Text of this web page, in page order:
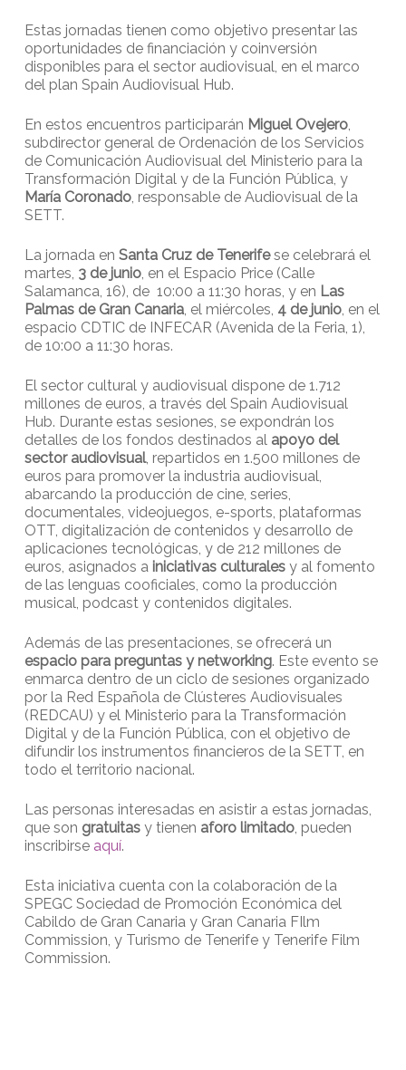
Estas jornadas tienen como objetivo presentar las
oportunidades de financiación y coinversión
disponibles para el sector audiovisual, en el marco
del plan Spain Audiovisual Hub.
En estos encuentros participarán Miguel Ovejero,
subdirector general de Ordenación de los Servicios
de Comunicación Audiovisual del Ministerio para la
Transformación Digital y de la Función Pública, y
María Coronado, responsable de Audiovisual de la
SETT.
La jornada en Santa Cruz de Tenerifese celebrará el
martes, 3 de junio, en el Espacio Price (Calle
Salamanca, 16), de 10:00 a 11:30 horas, y en Las
Palmas de Gran Canaria, el miércoles, 4 de junio, en el
espacio CDTIC de INFECAR (Avenida de la Feria, 1),
de 10:00 a 11:30 horas.
El sector cultural y audiovisual dispone de 1.712
millones de euros, a través del Spain Audiovisual
Hub. Durante estas sesiones, se expondrán los
detalles de los fondos destinados al apoyo del
sector audiovisual, repartidos en 1.500 millones de
euros para promover la industria audiovisual,
abarcando la producción de cine, series,
documentales, videojuegos, e-sports, plataformas
OTT, digitalización de contenidos y desarrollo de
aplicaciones tecnológicas, y de 212 millones de
euros, asignados a iniciativas culturalesy al fomento
de las lenguas cooficiales, como la producción
musical, podcast y contenidos digitales.
Además de las presentaciones, se ofrecerá un
espacio para preguntas y networking. Este evento se
enmarca dentro de un ciclo de sesiones organizado
por la Red Española de Clústeres Audiovisuales
(REDCAU) y el Ministerio para la Transformación
Digital y de la Función Pública, con el objetivo de
difundir los instrumentos financieros de la SETT, en
todo el territorio nacional.
Las personas interesadas en asistir a estas jornadas,
que son gratuitas y tienen aforo limitado, pueden
inscribirse aquí.
Esta iniciativa cuenta con la colaboración de la
SPEGC Sociedad de Promoción Económica del
Cabildo de Gran Canaria y Gran Canaria FIlm
Commission, y Turismo de Tenerife y Tenerife Film
Commission.